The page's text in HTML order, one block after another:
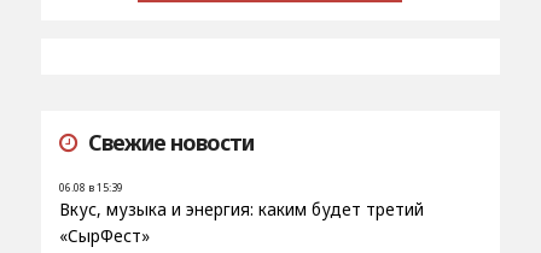
Свежие новости
06.08 в 15:39
Вкус, музыка и энергия: каким будет третий
«СырФест»